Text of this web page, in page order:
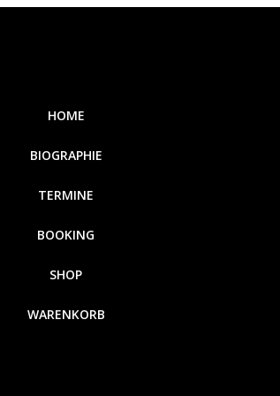
HOME
BIOGRAPHIE
TERMINE
BOOKING
SHOP
WARENKORB